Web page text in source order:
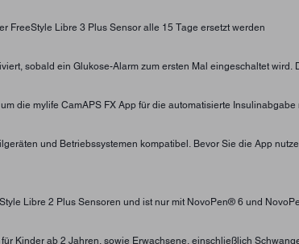
FreeStyle Libre 3 Plus Sensor alle 15 Tage ersetzt werden
sobald ein Glukose-Alarm zum ersten Mal eingeschaltet
die mylife CamAPS FX App für die automatisierte Insulinabgabe
und Betriebssystemen kompatibel. Bevor Sie die App
Libre 2 Plus Sensoren und ist nur mit NovoPen® 6 und
Kinder ab 2 Jahren, sowie Erwachsene, einschließlich